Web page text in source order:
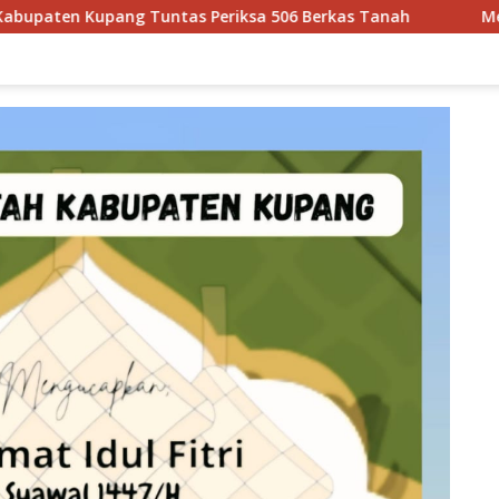
Periksa 506 Berkas Tanah Menteri Nusron Wahid